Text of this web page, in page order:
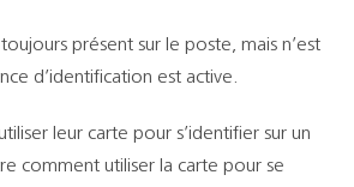
présent sur le poste, mais n’est
d’identification est active.
leur carte pour s’identifier sur un
comment utiliser la carte pour se